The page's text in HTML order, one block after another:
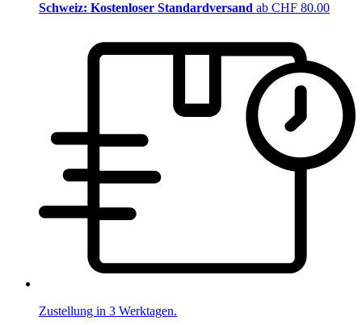
Schweiz: Kostenloser Standardversand ab CHF 80.00
Zustellung in 3 Werktagen.